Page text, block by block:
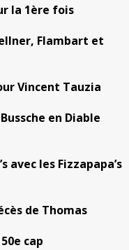
la 1ère fois
Flambart et
Vincent Tauzia
en Diable
avec les Fizzapapa’s
de Thomas
cap